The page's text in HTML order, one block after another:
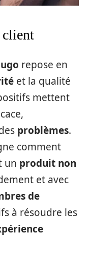
client
repose en
et la qualité
mettent
problèmes.
comment
un produit non
et avec
de
à résoudre les